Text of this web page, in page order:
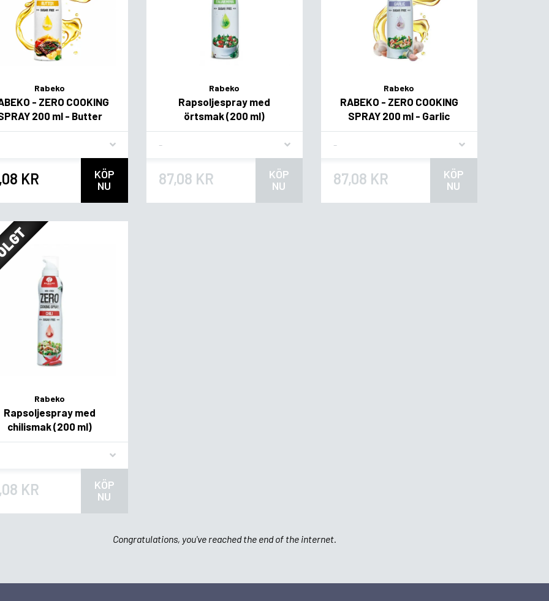
Rabeko
- ZERO COOKING
200 ml - Butter
KR
KÖP
NU
Rabeko
Rapsoljespray med
örtsmak (200 ml)
87,08 KR
KÖP
NU
Rabeko
RABEKO - ZERO COOKING
SPRAY 200 ml - Garlic
87,08 KR
KÖP
NU
Rabeko
Rapsoljespray med
chilismak (200 ml)
KR
KÖP
NU
Congratulations, you've reached the end of the internet.